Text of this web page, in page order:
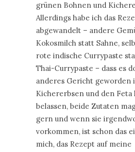
grünen Bohnen und
Allerdings habe ich das
abgewandelt – andere
Kokosmilch statt Sahne,
rote indische Currypaste
Thai-Currypaste – dass es
anderes Gericht geworden
Kichererbsen und den Feta
belassen, beide Zutaten
gern und wenn sie
vorkommen, ist schon das
mich, das Rezept auf meine